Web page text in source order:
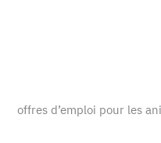
offres d’emploi pour les